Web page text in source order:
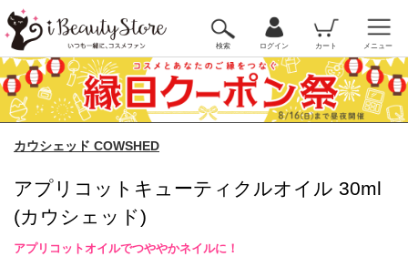
検索 ログイン カート メニュー
カウシェッド COWSHED
アプリコットキューティクルオイル 30ml
(カウシェッド)
アプリコットオイルでつややかネイルに！